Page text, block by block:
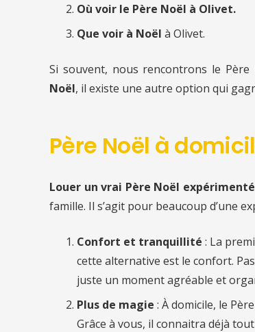
Où voir le Père Noël à Olivet.
Que voir à Noël à Olivet.
Si souvent, nous rencontrons le Père
Noël, il existe une autre option qui
Père Noël à
Louer un vrai Père Noël expérimenté
famille. Il s’agit pour beaucoup d’une
Confort et tranquillité : La
cette alternative est le confort.
juste un moment agréable et
Plus de magie : À domicile, le
Grâce à vous, il connaitra déjà